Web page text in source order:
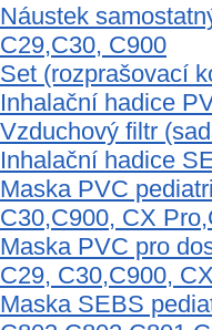
Náustek
C29,C30, C900
Set (rozprašovací
Inhalační hadice
Vzduchový filtr
Inhalační hadice
Maska PVC
C30,C900, CX
Maska PVC pro
C29, C30,C900,
Maska SEBS